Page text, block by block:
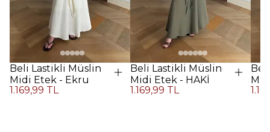
Beli Lastikli Müslin
Midi Etek - Ekru
1.169,99 TL
Beli Lastikli Müslin
Midi Etek - HAKİ
1.169,99 TL